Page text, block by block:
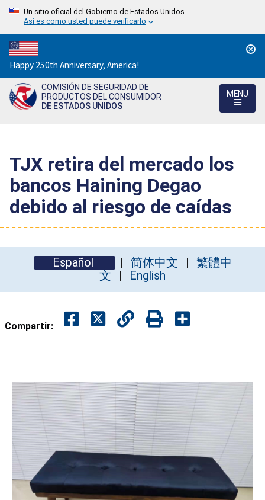
Un sitio oficial del Gobierno de Estados Unidos
Así es como usted puede verificarlo
Countdown
to
America's
250th
Happy 250th Anniversary, America!
COMISIÓN DE SEGURIDAD DE
PRODUCTOS DEL CONSUMIDOR
DE ESTADOS UNIDOS
MENU
TJX retira del mercado los
bancos Haining Degao
debido al riesgo de caídas
Español 简体中文
繁體中
文
English
Compartir: